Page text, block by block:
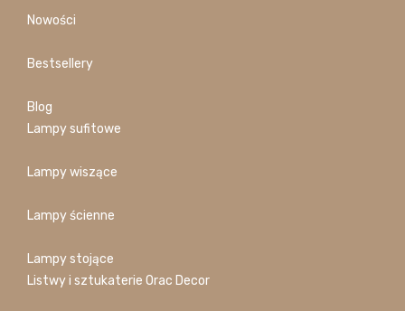
Nowości
Bestsellery
Blog
Lampy sufitowe
Lampy wiszące
Lampy ścienne
Lampy stojące
Listwy i sztukaterie Orac Decor